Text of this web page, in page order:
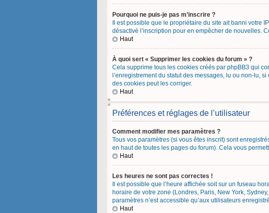
Pourquoi ne puis-je pas m’inscrire ?
Il est possible que le propriétaire du site ait banni votre
désactivé l’inscription pour en empêcher de nouvelles.
Haut
À quoi sert « Supprimer les cookies du forum » ?
Cela supprime tous les cookies créés par phpBB3 qui
l’enregistrement du statut des messages, lu ou non-lu,
des cookies peut les corriger.
Haut
Préférences et réglages de l’utilisateur
Comment modifier mes paramètres ?
Tous vos paramètres (si vous êtes inscrit) sont
en haut de toutes les pages du forum). Cela vous
Haut
Les heures ne sont pas correctes !
Il est possible que l’heure affichée soit sur un fuseau
horaire de votre zone (Londres, Paris, New York,
paramètres n’est accessible qu’aux utilisateurs
Haut